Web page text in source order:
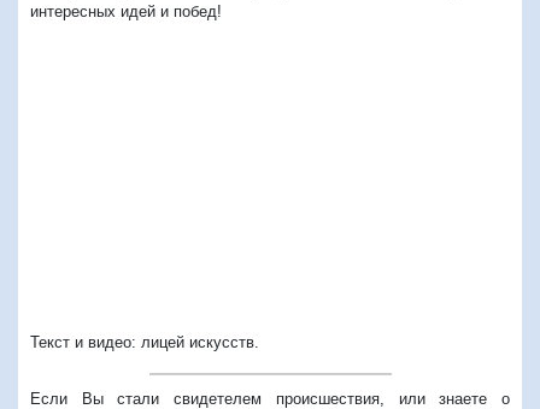
интересных идей и побед!
Текст и видео: лицей искусств.
Если Вы стали свидетелем происшествия, или знаете о